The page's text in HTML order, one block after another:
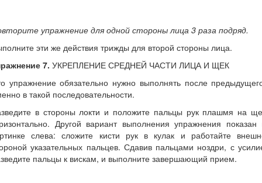
упражнение для одной стороны лица 3 раза подряд.
эти же действия трижды для второй стороны лица.
7. УКРЕПЛЕНИЕ СРЕДНЕЙ ЧАСТИ ЛИЦА И ЩЕК
упражнение обязательно нужно выполнять после
в такой последовательности.
в стороны локти и положите пальцы рук плашмя на
Другой вариант выполнения упражнения показан
слева: сложите кисти рук в кулак и работайте
указательных пальцев. Сдавив пальцами ноздри, с
пальцы к вискам, и выполните завершающий прием.